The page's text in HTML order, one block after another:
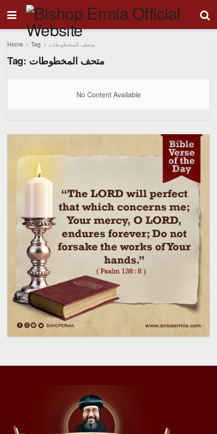
Home Tag متحف المخطوطات
Tag: متحف المخطوطات
No Content Available